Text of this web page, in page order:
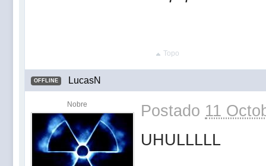
Topo
OFFLINE LucasN
Nobre Postado 11
UHULLLLL